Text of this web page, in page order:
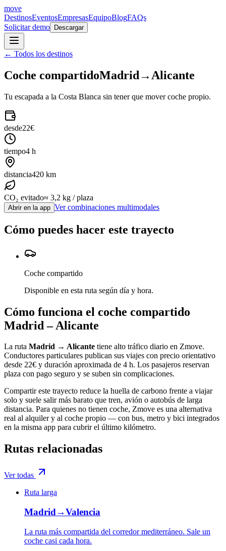
move
DestinosEventosEmpresasEquipoBlogFAQs
Solicitar demo
Descargar
← Todos los destinos
Coche compartidoMadrid→ Alicante
Tu escapada a la Costa Blanca sin tener que mover coche propio.
desde22€
tiempo4 h
distancia420 km
CO₂ evitado≈ 3,2 kg / plaza
Abrir en la app Ver combinaciones multimodales
Cómo puedes hacer este trayecto
Coche compartido
Disponible en esta ruta según día y hora.
Cómo funciona el coche compartido
Madrid –Alicante
La ruta Madrid → Alicante tiene alto tráfico diario en Zmove.
Conductores particulares publican sus viajes con precio orientativo
desde 22€ y duración aproximada de 4 h. Los pasajeros reservan
plaza con pago seguro y se suben sin complicaciones.
Compartir este trayecto reduce la huella de carbono frente a viajar
solo y suele salir más barato que tren, avión o autobús de larga
distancia. Para quienes no tienen coche, Zmove es una alternativa
real al alquiler y al coche propio — con bus, metro y bici integrados
en la misma app para cubrir el último kilómetro.
Rutas relacionadas
Ver todas
Ruta larga
Madrid→Valencia
La ruta más compartida del corredor mediterráneo. Sale un
coche casi cada hora.